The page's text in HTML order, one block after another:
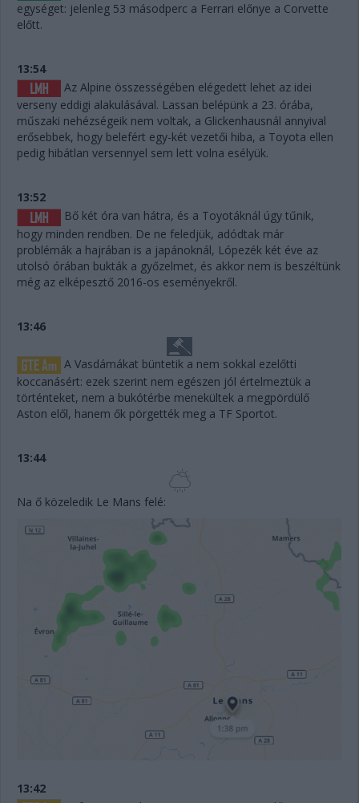
egységet: jelenleg 53 másodperc a Ferrari előnye a Corvette
előtt.
13:54
Az Alpine összességében elégedett lehet az idei
verseny eddigi alakulásával. Lassan belépünk a 23. órába,
műszaki nehézségeik nem voltak, a Glickenhausnál annyival
erősebbek, hogy belefért egy-két vezetői hiba, a Toyota ellen
pedig hibátlan versennyel sem lett volna esélyük.
13:52
Bő két óra van hátra, és a Toyotáknál úgy tűnik,
hogy minden rendben. De ne feledjük, adódtak már
problémák a hajrában is a japánoknál, Lópezék két éve az
utolsó órában bukták a győzelmet, és akkor nem is beszéltünk
még az elképesztő 2016-os eseményekről.
13:46
A Vasdámákat büntetik a nem sokkal ezelőtti
koccanásért: ezek szerint nem egészen jól értelmeztük a
történteket, nem a bukótérbe menekültek a megpördülő
Aston elől, hanem ők pörgették meg a TF Sportot.
13:44
Na ő közeledik Le Mans felé:
13:42